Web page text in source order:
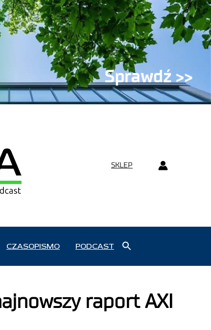
SKLEP
CZASOPISMO PODCAST
raport AXI